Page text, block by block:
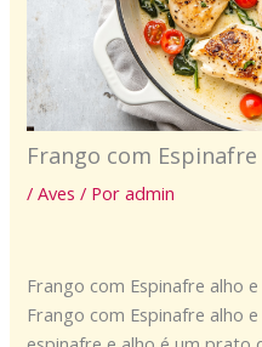
Frango com
/Aves / Poradmin
Frango com Espinafre alho
Frango com Espinafre alho